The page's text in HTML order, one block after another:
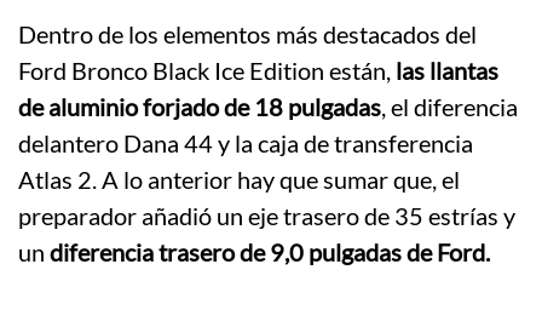
Dentro de los elementos más destacados del
Ford Bronco Black Ice Edition están, las llantas
de aluminio forjado de 18 pulgadas , el diferencia
delantero Dana 44 y la caja de transferencia
Atlas 2. A lo anterior hay que sumar que, el
preparador añadió un eje trasero de 35 estrías y
un diferencia trasero de 9,0 pulgadas de Ford.